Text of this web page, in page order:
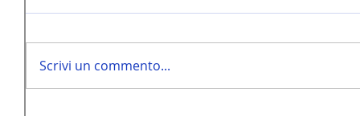
Scrivi un commento...